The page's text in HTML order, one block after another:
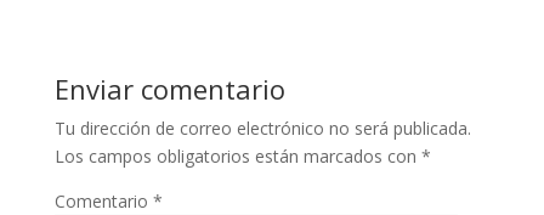
Enviar comentario
Tu dirección de correo electrónico no será publicada.
Los campos obligatorios están marcados con *
Comentario *